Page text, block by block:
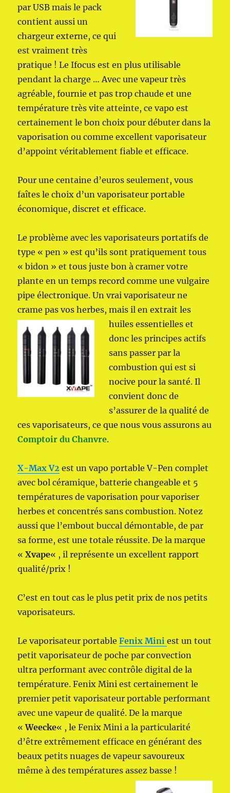
par USB mais le pack
contient aussi un
chargeur externe, ce qui
est vraiment très
pratique ! Le Ifocus est en plus utilisable
pendant la charge … Avec une vapeur très
agréable, fournie et pas trop chaude et une
température très vite atteinte, ce vapo est
certainement le bon choix pour débuter dans la
vaporisation ou comme excellent vaporisateur
d’appoint véritablement fiable et efficace.
Pour une centaine d’euros seulement, vous
faîtes le choix d’un vaporisateur portable
économique, discret et efficace.
Le problème avec les vaporisateurs portatifs de
type « pen » est qu’ils sont pratiquement tous
« bidon » et tous juste bon à cramer votre
plante en un temps record comme une vulgaire
pipe électronique. Un vrai vaporisateur ne
crame pas vos herbes, mais il en extrait les
huilesessentielles et
donc les principes actifs
sans passer par la
combustion qui est si
nocive pour la santé. Il
convient donc de
s’assurer de la qualité de
ces vaporisateurs, ce que nous vous assurons au
Comptoir du Chanvre.
X-Max V2 est un vapo portable V-Pen complet
avec bol céramique, batterie changeable et 5
températures de vaporisation pour vaporiser
herbes et concentrés sans combustion. Notez
aussi que l’embout buccal démontable, de par
sa forme, est une totale réussite. De la marque
«Xvape« , il représente un excellent rapport
qualité/prix !
C’est en tout cas le plus petit prix de nos petits
vaporisateurs.
Le vaporisateur portableFenix Mini est un tout
petit vaporisateur de poche par convection
ultra performant avec contrôle digital de la
température. Fenix Mini est certainement le
premier petit vaporisateur portable performant
avec une vapeur de qualité. De la marque
«Weecke« , le Fenix Mini a la particularité
d’être extrêmement efficace en générant des
beaux petits nuages de vapeur savoureux
même à des températures assez basse !